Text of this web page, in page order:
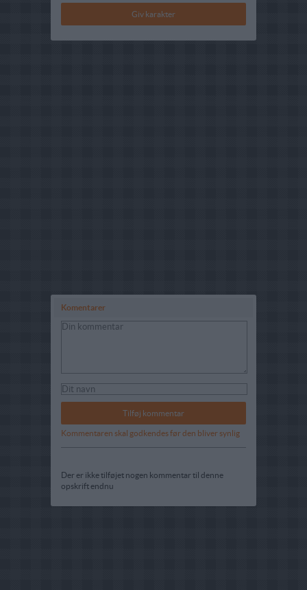
Komentarer
Kommentaren skal godkendes før den bliver synlig
Der er ikke tilføjet nogen kommentar til denne
opskrift endnu